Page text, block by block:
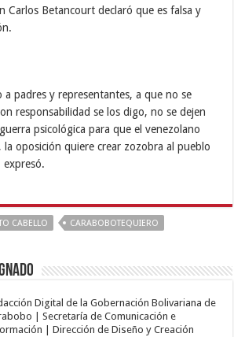
Carlos Betancourt declaró que es falsa y
a padres y representantes, a que no se
responsabilidad se los digo, no se dejen
psicológica para que el venezolano
la oposición quiere crear zozobra al pueblo
expresó.
CABELLO CARABOBOTEQUIERO
Digital de la Gobernación Bolivariana de
| Secretaría de Comunicación e
| Dirección de Diseño y Creación